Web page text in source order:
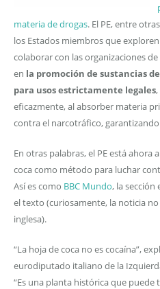
materia de drogas. El PE, entre
los Estados miembros que
colaborar con las organizaciones
en la promoción de sustancias
para usos estrictamente legales
eficazmente, al absorber materia
contra el narcotráfico,
En otras palabras, el PE está ahora
coca como método para luchar
Así es como BBC Mundo, la sección
el texto (curiosamente, la noticia
inglesa).
“La hoja de coca no es cocaína”,
eurodiputado italiano de la
“Es una planta histórica que puede